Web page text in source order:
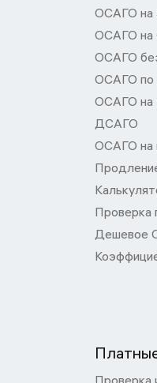
ОСАГО на
ОСАГО на
ОСАГО
ОСАГО по
ОСАГО на
ДСАГО
ОСАГО на
Дешевое
Проверка